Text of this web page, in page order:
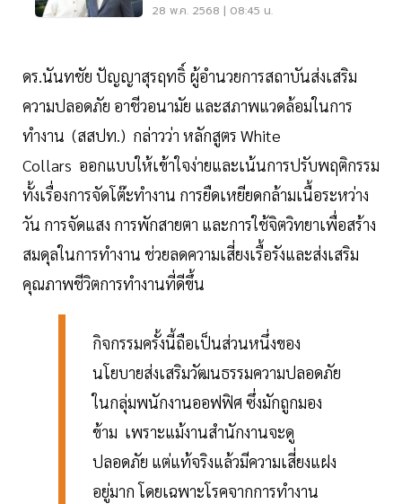
28 พ.ค. 2568 | 08:45 น.
ดร.นันทชัย ปัญญาสุรฤทธิ์ ผู้อำนวยการสถาบันส่งเสริม
ความปลอดภัย อาชีวอนามัย และสภาพแวดล้อมในการ
ทำงาน (สสปท.) กล่าวว่า หลักสูตร White
Collars ออกแบบให้เข้าใจง่ายและเน้นการปรับพฤติกรรม
ทั้งเรื่องการจัดโต๊ะทำงาน การยืดเหยียดกล้ามเนื้อระหว่าง
วัน การจัดแสง การพักสายตา และการใช้จิตวิทยาเพื่อสร้าง
สมดุลในการทำงาน ช่วยลดความเสี่ยงเรื้อรังและส่งเสริม
คุณภาพชีวิตการทำงานที่ดีขึ้น
กิจกรรมครั้งนี้ถือเป็นส่วนหนึ่งของ
นโยบายส่งเสริมวัฒนธรรมความปลอดภัย
ในกลุ่มพนักงานออฟฟิศ ซึ่งมักถูกมอง
ข้าม เพราะแม้งานสำนักงานจะดู
ปลอดภัย แต่แท้จริงแล้วมีความเสี่ยงแฝง
อยู่มาก โดยเฉพาะโรคจากการทำงาน